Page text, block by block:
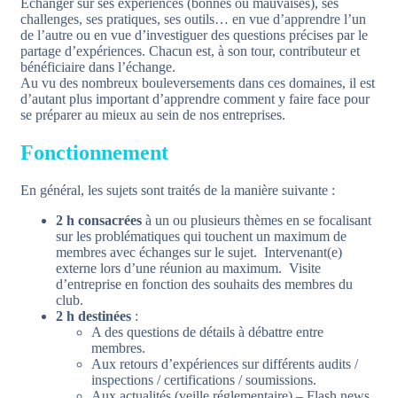
challenges, ses pratiques, ses outils… en vue d’apprendre l’un
de l’autre ou en vue d’investiguer des questions précises par le
partage d’expériences. Chacun est, à son tour, contributeur et
bénéficiaire dans l’échange.
Au vu des nombreux bouleversements dans ces domaines, il est
d’autant plus important d’apprendre comment y faire face pour
se préparer au mieux au sein de nos entreprises.
Fonctionnement
En général, les sujets sont traités de la manière suivante :
2 h consacrées à un ou plusieurs thèmes en se focalisant
sur les problématiques qui touchent un maximum de
membres avec échanges sur le sujet. Intervenant(e)
externe lors d’une réunion au maximum. Visite
d’entreprise en fonction des souhaits des membres du
club.
2 h destinées :
A des questions de détails à débattre entre
membres.
Aux retours d’expériences sur différents audits /
inspections / certifications / soumissions.